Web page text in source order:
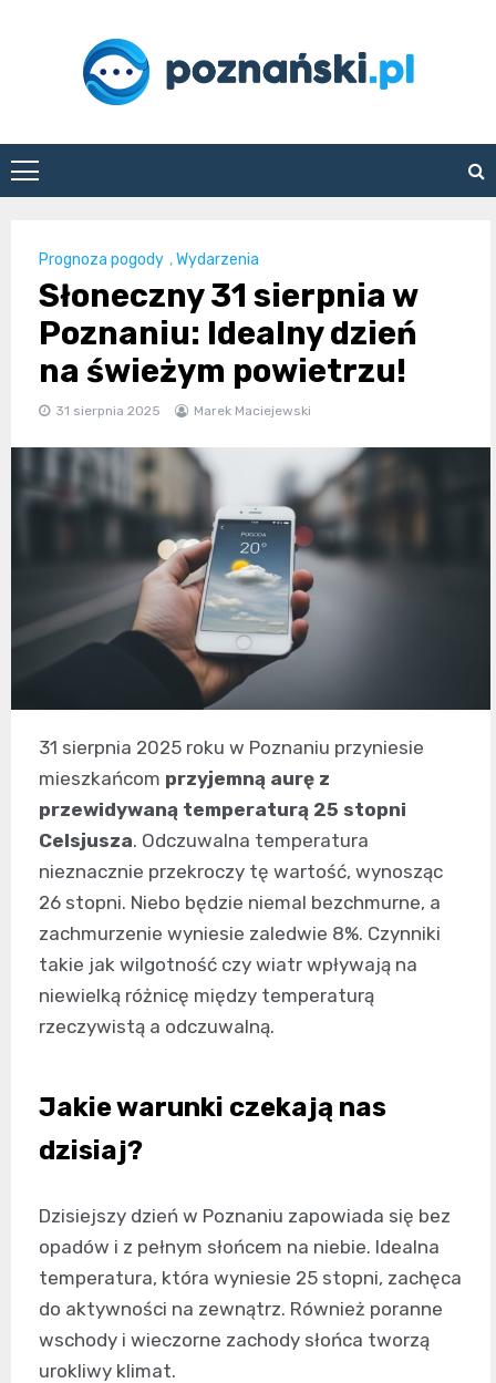
poznanski.pl
Prognoza pogody ,Wydarzenia
Słoneczny 31 sierpnia w
Poznaniu: Idealny dzień
na świeżym powietrzu!
31 sierpnia 2025 Marek Maciejewski
31 sierpnia 2025 roku w Poznaniu przyniesie
mieszkańcom przyjemną aurę z
przewidywaną temperaturą 25 stopni
Celsjusza. Odczuwalna temperatura
nieznacznie przekroczy tę wartość, wynosząc
26 stopni. Niebo będzie niemal bezchmurne, a
zachmurzenie wyniesie zaledwie 8%. Czynniki
takie jak wilgotność czy wiatr wpływają na
niewielką różnicę między temperaturą
rzeczywistą a odczuwalną.
Jakie warunki czekają nas
dzisiaj?
Dzisiejszy dzień w Poznaniu zapowiada się bez
opadów i z pełnym słońcem na niebie. Idealna
temperatura, która wyniesie 25 stopni, zachęca
do aktywności na zewnątrz. Również poranne
wschody i wieczorne zachody słońca tworzą
urokliwy klimat.